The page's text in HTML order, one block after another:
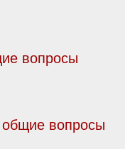
вопросы
общие вопросы